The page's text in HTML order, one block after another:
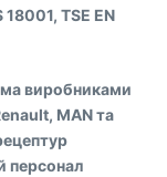
18001, TSE EN
виробниками
MAN та
персонал